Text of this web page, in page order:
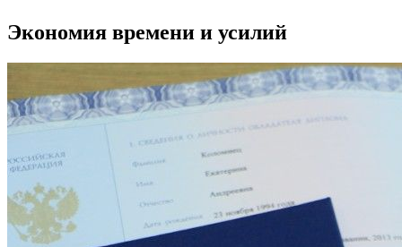
Экономия времени и усилий